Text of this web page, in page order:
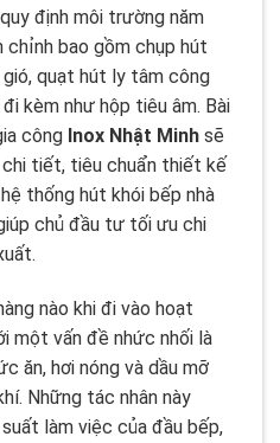
định môi trường năm
bao gồm chụp hút
quạt hút ly tâm công
kèm như hộp tiêu âm. Bài
công Inox Nhật Minh sẽ
tiết, tiêu chuẩn thiết kế
thống hút khói bếp nhà
chủ đầu tư tối ưu chi
nào khi đi vào hoạt
một vấn đề nhức nhối là
ăn, hơi nóng và dầu mỡ
Những tác nhân này
làm việc của đầu bếp,